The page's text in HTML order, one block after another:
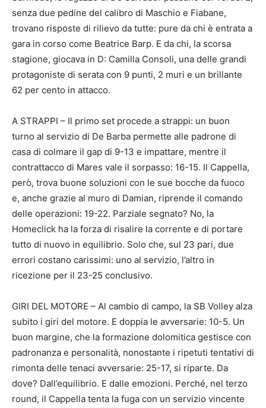
senza due pedine del calibro di Maschio e Fiabane,
trovano risposte di rilievo da tutte: pure da chi è entrata a
gara in corso come Beatrice Barp. E da chi, la scorsa
stagione, giocava in D: Camilla Consoli, una delle grandi
protagoniste di serata con 9 punti, 2 muri e un brillante
62 per cento in attacco.
A STRAPPI – Il primo set procede a strappi: un buon
turno al servizio di De Barba permette alle padrone di
casa di colmare il gap di 9-13 e impattare, mentre il
contrattacco di Mares vale il sorpasso: 16-15. Il Cappella,
però, trova buone soluzioni con le sue bocche da fuoco
e, anche grazie al muro di Damian, riprende il comando
delle operazioni: 19-22. Parziale segnato? No, la
Homeclick ha la forza di risalire la corrente e di portare
tutto di nuovo in equilibrio. Solo che, sul 23 pari, due
errori costano carissimi: uno al servizio, l’altro in
ricezione per il 23-25 conclusivo.
GIRI DEL MOTORE – Al cambio di campo, la SB Volley alza
subito i giri del motore. E doppia le avversarie: 10-5. Un
buon margine, che la formazione dolomitica gestisce con
padronanza e personalità, nonostante i ripetuti tentativi di
rimonta delle tenaci avversarie: 25-17, si riparte. Da
dove? Dall’equilibrio. E dalle emozioni. Perché, nel terzo
round, il Cappella tenta la fuga con un servizio vincente